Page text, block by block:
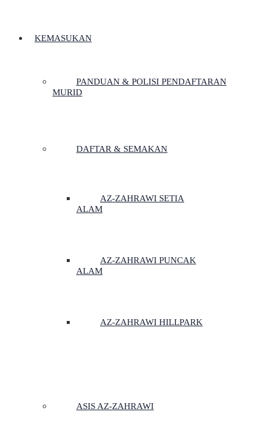
KEMASUKAN
PANDUAN & POLISI PENDAFTARAN
MURID
DAFTAR & SEMAKAN
AZ-ZAHRAWI SETIA
ALAM
AZ-ZAHRAWI PUNCAK
ALAM
AZ-ZAHRAWI HILLPARK
ASIS AZ-ZAHRAWI